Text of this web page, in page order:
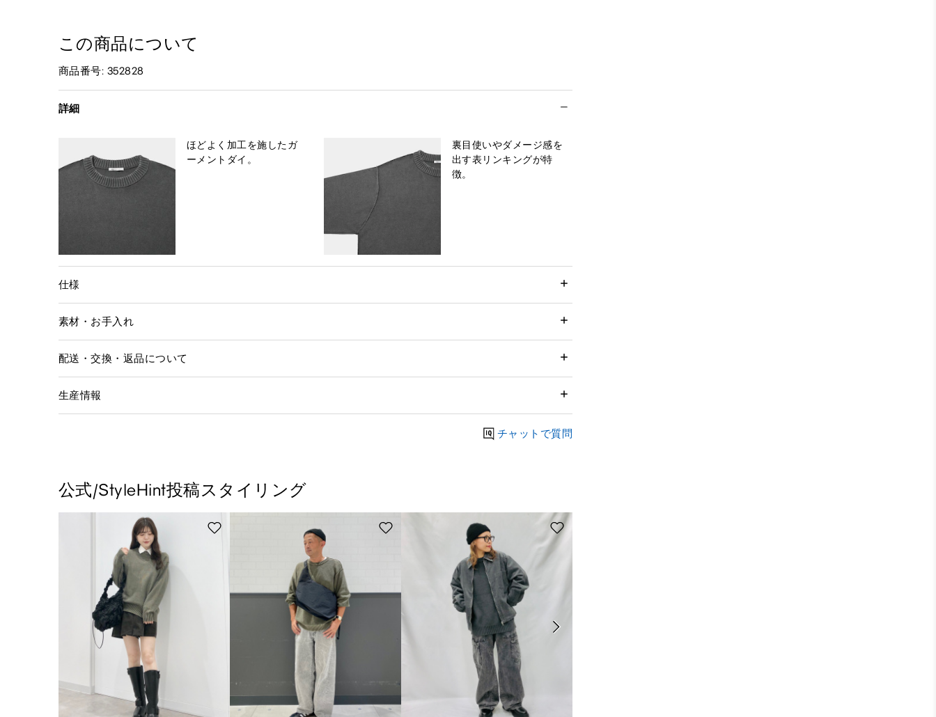
この商品について
商品番号: 352828
詳細
ほどよく加工を施したガ
ーメントダイ。
裏目使いやダメージ感を
出す表リンキングが特
徴。
仕様
素材・お手入れ
配送・交換・返品について
生産情報
チャットで質問
公式/StyleHint投稿スタイリング